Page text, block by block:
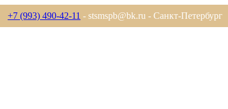
+7 (993) 490-42-11 - stsmspb@bk.ru - Санкт-Петербург